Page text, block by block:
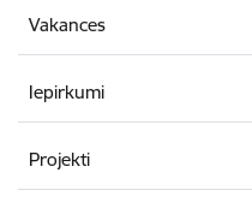
Vakances
Iepirkumi
Projekti